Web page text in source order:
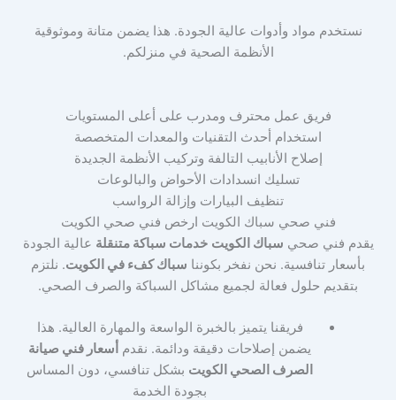
نستخدم مواد وأدوات عالية الجودة. هذا يضمن متانة وموثوقية
الأنظمة الصحية في منزلكم.
فريق عمل محترف ومدرب على أعلى المستويات
استخدام أحدث التقنيات والمعدات المتخصصة
إصلاح الأنابيب التالفة وتركيب الأنظمة الجديدة
تسليك انسدادات الأحواض والبالوعات
تنظيف البيارات وإزالة الرواسب
فني صحي سباك الكويت ارخص فني صحي الكويت
يقدم فني صحي سباك الكويت خدمات سباكة متنقلة عالية الجودة
بأسعار تنافسية. نحن نفخر بكوننا سباك كفء في الكويت. نلتزم
بتقديم حلول فعالة لجميع مشاكل السباكة والصرف الصحي.
فريقنا يتميز بالخبرة الواسعة والمهارة العالية. هذا
يضمن إصلاحات دقيقة ودائمة. نقدم أسعار فني صيانة
الصرف الصحي الكويت بشكل تنافسي، دون المساس
بجودة الخدمة